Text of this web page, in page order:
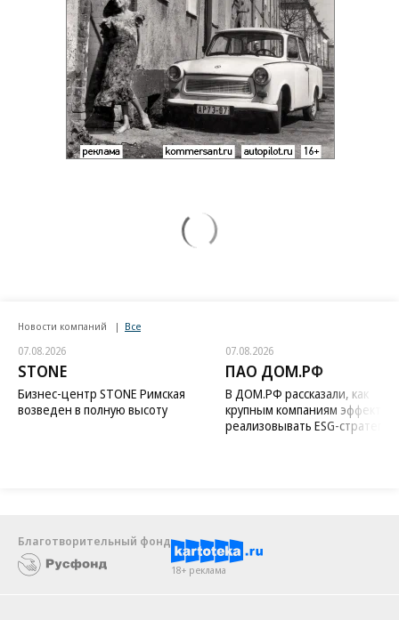
Новости компаний Все
07.08.2026
STONE
Бизнес-центр STONE Римская
возведен в полную высоту
07.08.2026
ПАО ДОМ.РФ
В ДОМ.РФ рассказали, как
крупным компаниям
реализовывать ESG-стратегию
Благотворительный фонд
18+ реклама